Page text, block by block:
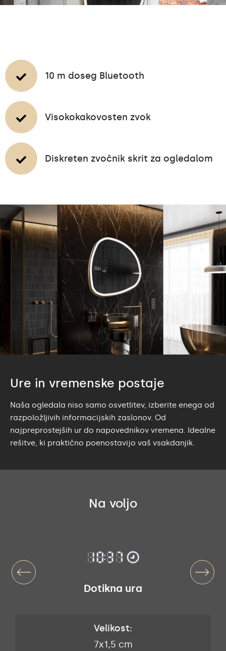
10 m doseg Bluetooth
Visokokakovosten zvok
Diskreten zvočnik skrit za ogledalom
Ure in vremenske postaje
Naša ogledala niso samo osvetlitev, izberite enega od
razpoložljivih informacijskih zaslonov. Od
najpreprostejših ur do napovednikov vremena. Idealne
rešitve, ki praktično poenostavijo vaš vsakdanjik.
Na voljo
Dotikna ura
Velikost:
7x1,5 cm